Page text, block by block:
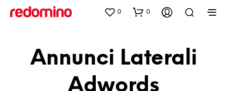
0 0
Annunci Laterali
Adwords